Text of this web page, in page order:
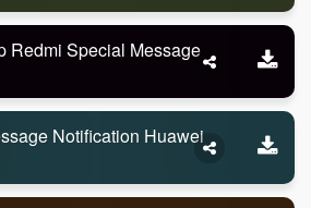
Redmi Special Message
Notification Huawei